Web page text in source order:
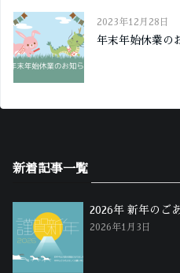
2023年12月28日
年末年始休業の
新着記事一覧
2026年 新年のご
2026年1月3日